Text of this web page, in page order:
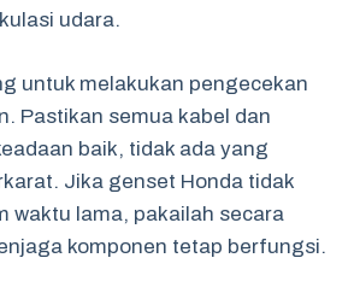
udara.
untuk melakukan pengecekan
Pastikan semua kabel dan
baik, tidak ada yang
Jika genset Honda tidak
waktu lama, pakailah secara
komponen tetap berfungsi.